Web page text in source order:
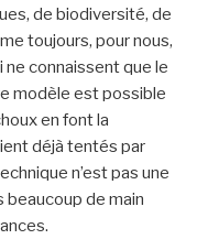
de biodiversité, de
toujours, pour nous,
connaissent que le
modèle est possible
en font la
déjà tentés par
n’est pas une
beaucoup de main